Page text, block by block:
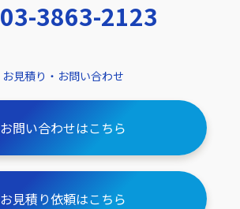
03-3863-2123
お見積り・お問い合わせ
お問い合わせはこちら
お見積り依頼はこちら